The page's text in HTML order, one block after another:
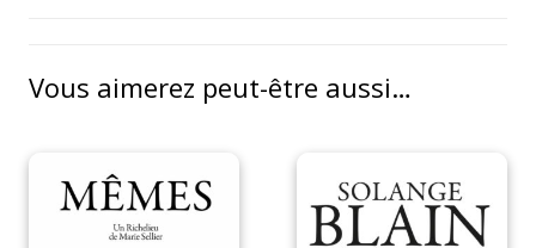
Vous aimerez peut-être aussi…